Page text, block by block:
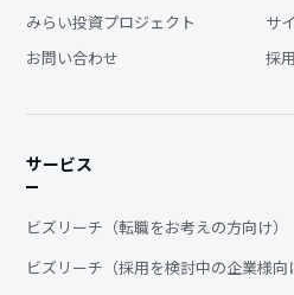
みらい投資プロジェクト
サ
お問い合わせ
採
サービス
ビズリーチ（転職をお考えの方向け）
ビズリーチ（採用を検討中の企業様向